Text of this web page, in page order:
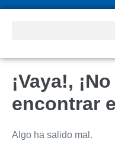
¡Vaya!,
encontrar
Algo ha salido mal.